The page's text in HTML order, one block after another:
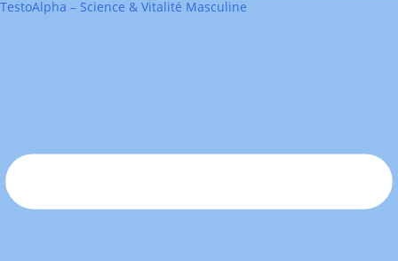
TestoAlpha – Science & Vitalité Masculine